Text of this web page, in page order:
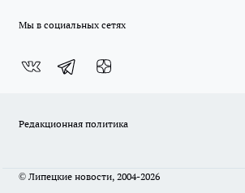
Мы в социальных сетях
Редакционная политика
© Липецкие новости, 2004-2026